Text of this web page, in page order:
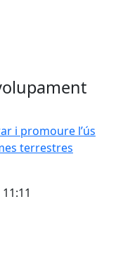
i promoure l’ús
terrestres